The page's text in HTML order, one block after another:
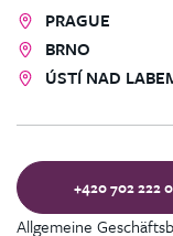
PRAGUE
BRNO
ÚSTÍ NAD
+420 702 222
Allgemeine